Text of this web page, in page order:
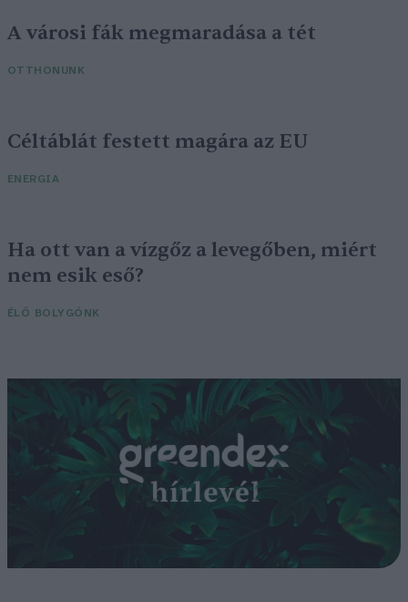
A városi fák megmaradása a tét
OTTHONUNK
Céltáblát festett magára az EU
ENERGIA
Ha ott van a vízgőz a levegőben, miért
nem esik eső?
ÉLŐ BOLYGÓNK